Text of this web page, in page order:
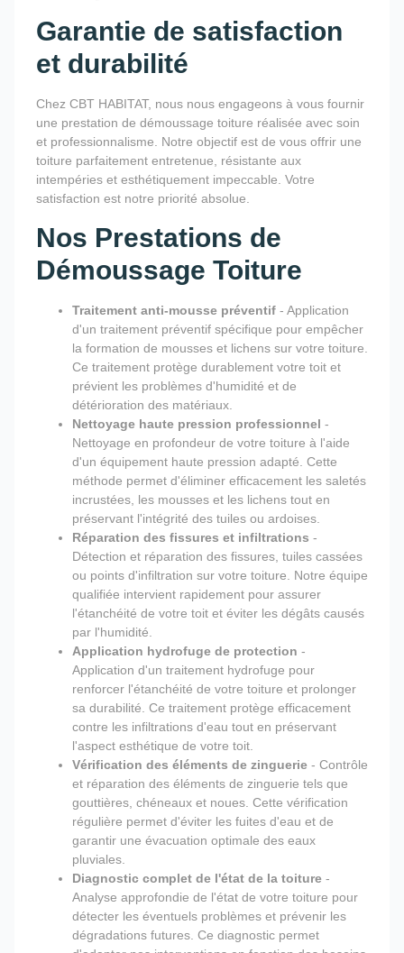
Garantie de satisfaction
et durabilité
Chez CBT HABITAT, nous nous engageons à vous fournir
une prestation de démoussage toiture réalisée avec soin
et professionnalisme. Notre objectif est de vous offrir une
toiture parfaitement entretenue, résistante aux
intempéries et esthétiquement impeccable. Votre
satisfaction est notre priorité absolue.
Nos Prestations de
Démoussage Toiture
Traitement anti-mousse préventif - Application
d'un traitement préventif spécifique pour empêcher
la formation de mousses et lichens sur votre toiture.
Ce traitement protège durablement votre toit et
prévient les problèmes d'humidité et de
détérioration des matériaux.
Nettoyage haute pression professionnel -
Nettoyage en profondeur de votre toiture à l'aide
d'un équipement haute pression adapté. Cette
méthode permet d'éliminer efficacement les saletés
incrustées, les mousses et les lichens tout en
préservant l'intégrité des tuiles ou ardoises.
Réparation des fissures et infiltrations -
Détection et réparation des fissures, tuiles cassées
ou points d'infiltration sur votre toiture. Notre équipe
qualifiée intervient rapidement pour assurer
l'étanchéité de votre toit et éviter les dégâts causés
par l'humidité.
Application hydrofuge de protection -
Application d'un traitement hydrofuge pour
renforcer l'étanchéité de votre toiture et prolonger
sa durabilité. Ce traitement protège efficacement
contre les infiltrations d'eau tout en préservant
l'aspect esthétique de votre toit.
Vérification des éléments de zinguerie - Contrôle
et réparation des éléments de zinguerie tels que
gouttières, chéneaux et noues. Cette vérification
régulière permet d'éviter les fuites d'eau et de
garantir une évacuation optimale des eaux
pluviales.
Diagnostic complet de l'état de la toiture -
Analyse approfondie de l'état de votre toiture pour
détecter les éventuels problèmes et prévenir les
dégradations futures. Ce diagnostic permet